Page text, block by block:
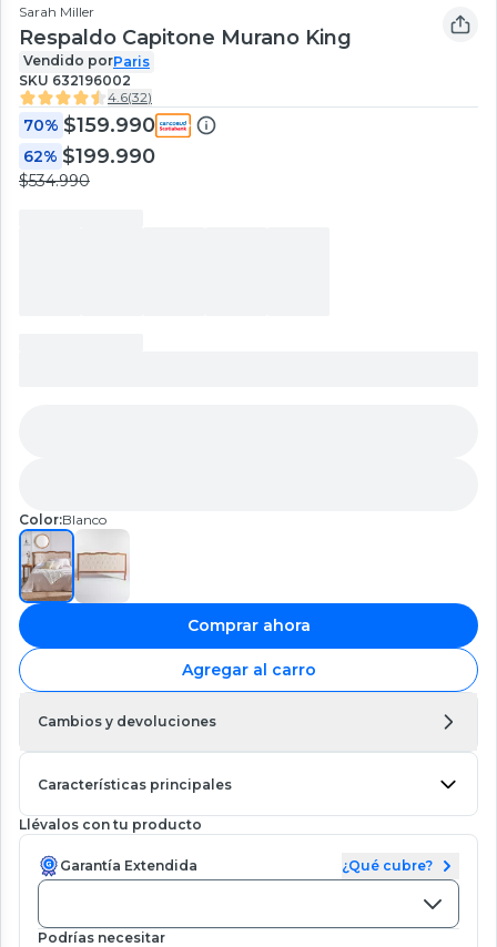
Sarah Miller
Respaldo Capitone Murano King
Vendido porParis
SKU 632196002
4.6(32)
70% $159.990
62% $199.990
$534.990
Color:Blanco
Comprar ahora
Agregar al carro
Cambios y devoluciones
Características principales
Llévalos con tu producto
Garantía Extendida ¿Qué cubre?
Podrías necesitar